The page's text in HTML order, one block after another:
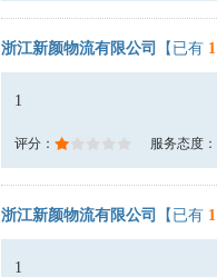
浙江新颜物流有限公司 【已有 1
1
评分： 服务态度：
浙江新颜物流有限公司 【已有 1
1